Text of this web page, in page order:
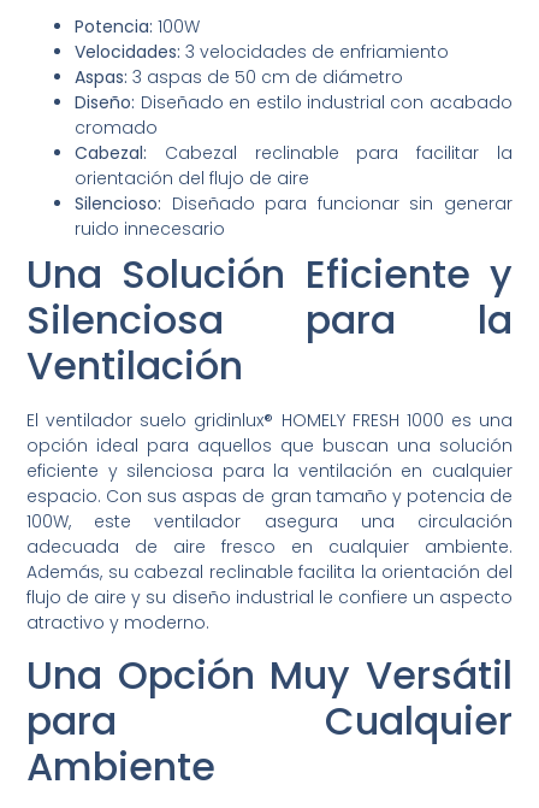
Potencia: 100W
Velocidades: 3 velocidades de enfriamiento
Aspas: 3 aspas de 50 cm de diámetro
Diseño: Diseñado en estilo industrial con acabado
cromado
Cabezal: Cabezal reclinable para facilitar la
orientación del flujo de aire
Silencioso: Diseñado para funcionar sin generar
ruido innecesario
Una Solución Eficiente y
Silenciosa para la
Ventilación
El ventilador suelo gridinlux® HOMELY FRESH 1000 es una
opción ideal para aquellos que buscan una solución
eficiente y silenciosa para la ventilación en cualquier
espacio. Con sus aspas de gran tamaño y potencia de
100W, este ventilador asegura una circulación
adecuada de aire fresco en cualquier ambiente.
Además, su cabezal reclinable facilita la orientación del
flujo de aire y su diseño industrial le confiere un aspecto
atractivo y moderno.
Una Opción Muy Versátil
para Cualquier
Ambiente